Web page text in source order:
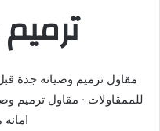
للممقاولات · مقاول ترميم